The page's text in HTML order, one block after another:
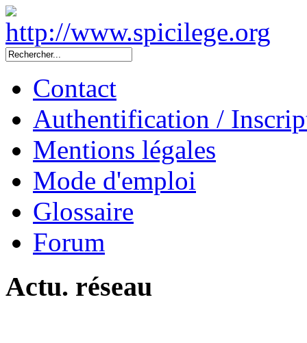
Contact
Authentification /
Mentions légales
Mode d'emploi
Glossaire
Forum
Actu. réseau